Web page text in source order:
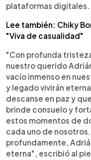
plataformas digitales.
Lee también: Chiky
"Viva de casualidad"
"Con profunda
nuestro querido
vacío inmenso en
y legado vivirán
descanse en paz y
brinde consuelo y
estos momentos de
cada uno de
profundamente,
eterna", escribió al